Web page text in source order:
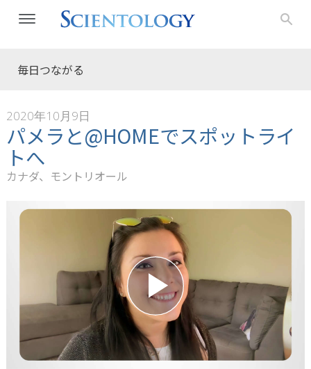
毎日つながる
2020年10月9日
パメラと@HOMEでスポットライ
トへ
カナダ、モントリオール